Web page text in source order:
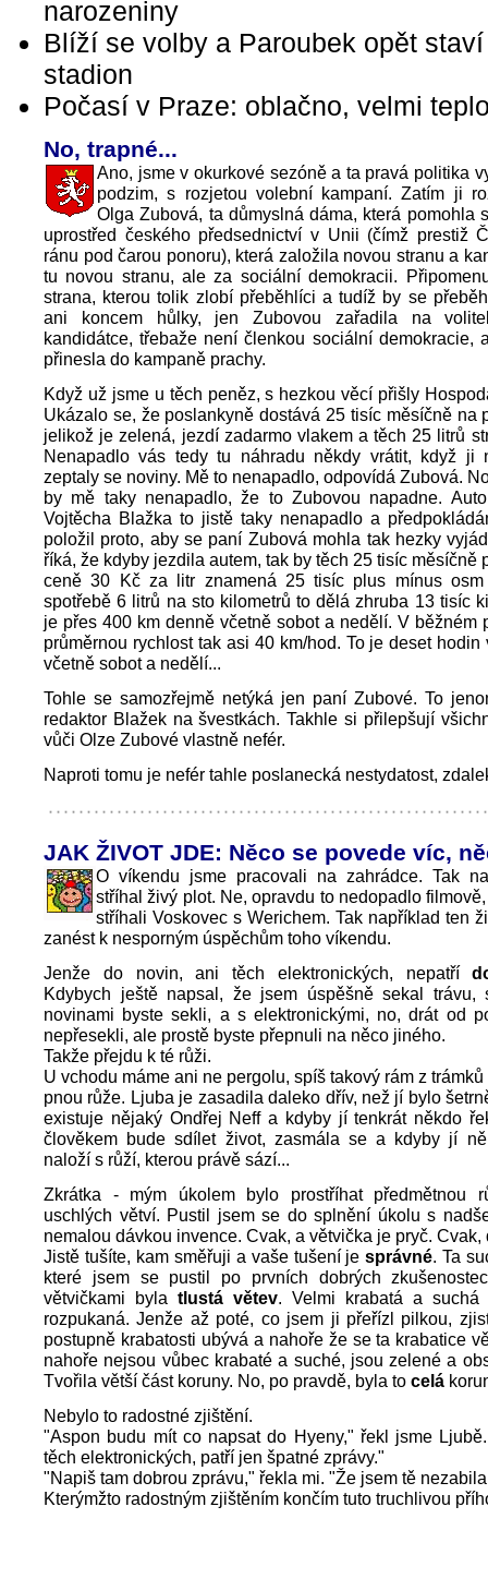
narozeniny
Blíží se volby a Paroubek opět
stadion
Počasí v Praze: oblačno, velmi
No, trapné...
Ano, jsme v okurkové sezóně a ta pravá politika
podzim, s rozjetou volební kampaní. Zatím ji
Olga Zubová, ta důmyslná dáma, která pomohla
uprostřed českého předsednictví v Unii (čímž prestiž
ránu pod čarou ponoru), která založila novou stranu a
tu novou stranu, ale za sociální demokracii.
strana, kterou tolik zlobí přeběhlíci a tudíž by se
ani koncem hůlky, jen Zubovou zařadila na
kandidátce, třebaže není členkou sociální demokracie,
přinesla do kampaně prachy.
Když už jsme u těch peněz, s hezkou věcí přišly
Ukázalo se, že poslankyně dostává 25 tisíc měsíčně na
jelikož je zelená, jezdí zadarmo vlakem a těch 25 litrů
Nenapadlo vás tedy tu náhradu někdy vrátit, když ji
zeptaly se noviny. Mě to nenapadlo, odpovídá Zubová.
by mě taky nenapadlo, že to Zubovou napadne.
Vojtěcha Blažka to jistě taky nenapadlo a
položil proto, aby se paní Zubová mohla tak hezky
říká, že kdyby jezdila autem, tak by těch 25 tisíc měsíčně
ceně 30 Kč za litr znamená 25 tisíc plus mínus
spotřebě 6 litrů na sto kilometrů to dělá zhruba 13 tisíc
je přes 400 km denně včetně sobot a nedělí. V běžném
průměrnou rychlost tak asi 40 km/hod. To je deset hodin
včetně sobot a nedělí...
Tohle se samozřejmě netýká jen paní Zubové. To
redaktor Blažek na švestkách. Takhle si přilepšují
vůči Olze Zubové vlastně nefér.
Naproti tomu je nefér tahle poslanecká nestydatost,
JAK ŽIVOT JDE: Něco se povede víc,
O víkendu jsme pracovali na zahrádce. Tak
stříhal živý plot. Ne, opravdu to nedopadlo
stříhali Voskovec s Werichem. Tak například ten
zanést k nesporným úspěchům toho víkendu.
Jenže do novin, ani těch elektronických, nepatří
Kdybych ještě napsal, že jsem úspěšně sekal trávu,
novinami byste sekli, a s elektronickými, no, drát od
nepřesekli, ale prostě byste přepnuli na něco jiného.
Takže přejdu k té růži.
U vchodu máme ani ne pergolu, spíš takový rám z
pnou růže. Ljuba je zasadila daleko dřív, než jí bylo
existuje nějaký Ondřej Neff a kdyby jí tenkrát někdo
člověkem bude sdílet život, zasmála se a kdyby jí
naloží s růží, kterou právě sází...
Zkrátka - mým úkolem bylo prostříhat předmětnou
uschlých větví. Pustil jsem se do splnění úkolu s
nemalou dávkou invence. Cvak, a větvička je pryč. Cvak,
Jistě tušíte, kam směřuji a vaše tušení jesprávné. Ta
které jsem se pustil po prvních dobrých
větvičkami byla tlustá větev. Velmi krabatá a
rozpukaná. Jenže až poté, co jsem ji přeřízl pilkou,
postupně krabatosti ubývá a nahoře že se ta krabatice
nahoře nejsou vůbec krabaté a suché, jsou zelené a
Tvořila větší část koruny. No, po pravdě, byla to celá
Nebylo to radostné zjištění.
"Aspon budu mít co napsat do Hyeny," řekl jsme
těch elektronických, patří jen špatné zprávy."
"Napiš tam dobrou zprávu," řekla mi. "Že jsem tě
Kterýmžto radostným zjištěním končím tuto truchlivou